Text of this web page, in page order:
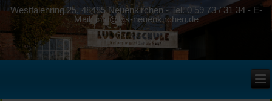
Westfalenring 25, 48485 Neuenkirchen - Tel. 0 59 73 / 31 34 - E-
Mail: info@lgs-neuenkirchen.de